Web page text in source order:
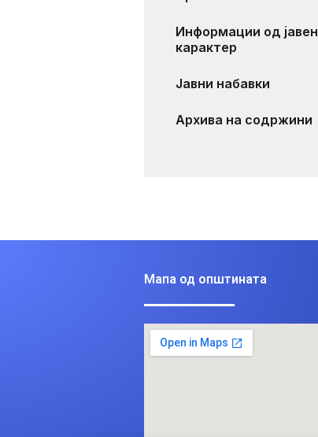
Информации од јавен
карактер
Јавни набавки
Архива на содржини
Мапа од општината